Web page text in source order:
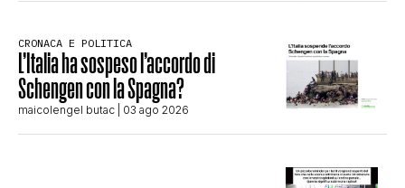
CRONACA E POLITICA
L’Italia ha sospeso l’accordo di
Schengen con la Spagna?
maicolengel butac | 03 ago 2026